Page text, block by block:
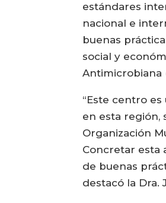
estándares
nacional e
buenas
social y
Antimicrobiana
“Este centro
en esta región,
Organización
Concretar esta
de buenas
destacó la Dra.